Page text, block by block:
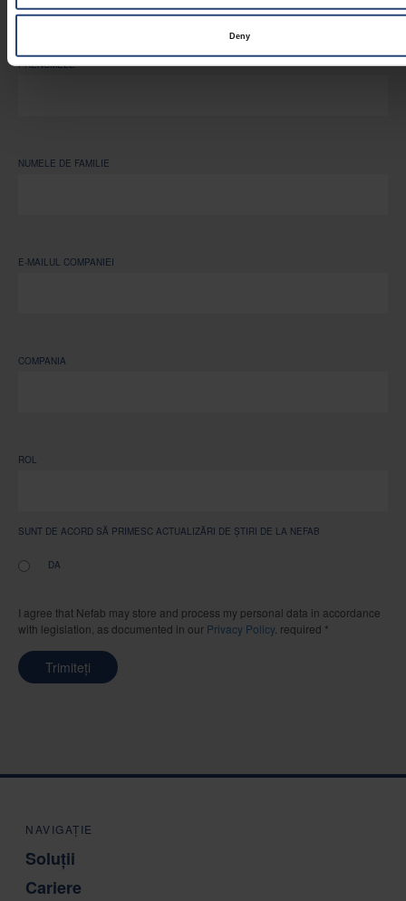
Deny
We provide you with the latest News and Insights, subscribe today!
PRENUMELE
NUMELE DE FAMILIE
E-MAILUL COMPANIEI
COMPANIA
ROL
SUNT DE ACORD SĂ PRIMESC ACTUALIZĂRI DE ȘTIRI DE LA NEFAB
DA
I agree that Nefab may store and process my personal data in accordance
with legislation, as documented in our Privacy Policy. required *
Trimiteți
NAVIGAȚIE
Soluții
Cariere